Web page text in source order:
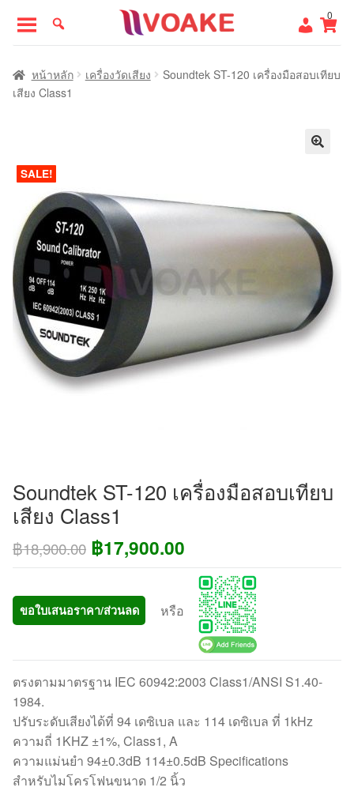
to
navigation
to
content
0
หน้าแรก
หน้าหลัก เครื่องวัดเสียง
Soundtek ST-120 เครื่องมือสอบเทียบ
เสียง Class1
SALE!
Soundtek ST-120 เครื่องมือสอบเทียบ
เสียง Class1
฿18,900.00 Original
price
was:
฿18,900.00.
฿17,900.00
price
is:
฿17,900.00.
ขอใบเสนอราคา/ส่วนลด หรือ
ตรงตามมาตรฐาน IEC 60942:2003 Class1/ANSI S1.40-
1984.
ปรับระดับเสียงได้ที่ 94 เดซิเบล และ 114 เดซิเบล ที่ 1kHz
ความถี่ 1KHZ ±1%, Class1, A
ความแม่นยำ 94±0.3dB 114±0.5dB Specifications
สำหรับไมโครโฟนขนาด 1/2 นิ้ว